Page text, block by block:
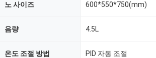
노 사이즈 600*550*750(mm)
음량 4.5L
온도 조절 방법 PID 자동 조절